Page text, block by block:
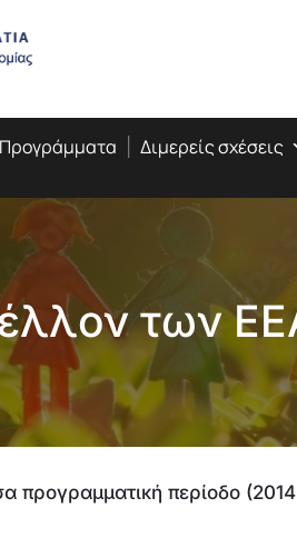
Προγράμματα Διμερείς σχέσεις
των
περίοδο